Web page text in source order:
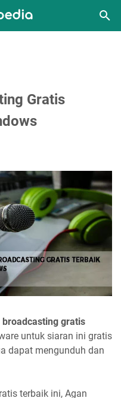
Gratis
gratis
untuk siaran ini gratis
dapat mengunduh dan
terbaik ini, Agan